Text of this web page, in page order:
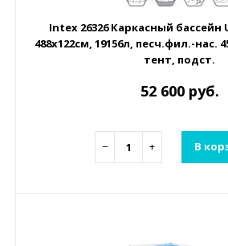
Intex 26326 Каркасный бассейн
488х122см, 19156л, песч.фил.-нас.
тент, подст.
52 600 руб.
− + В